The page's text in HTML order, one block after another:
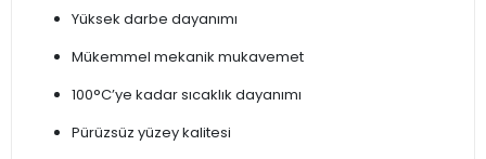
Yüksek darbe dayanımı
Mükemmel mekanik mukavemet
100°C’ye kadar sıcaklık dayanımı
Pürüzsüz yüzey kalitesi